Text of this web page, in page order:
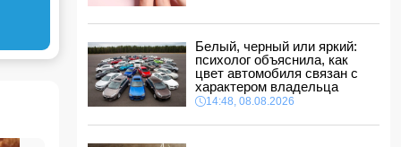
ФИФА выступила с заявлением на фоне
ВС РФ взяли под контроль Ивановку в
Харьковской области
14:04, 08.08.2026
14:00, 08.08.2026
Белый, черный или яркий:
психолог объяснила, как
цвет автомобиля связан с
характером владельца
14:48, 08.08.2026